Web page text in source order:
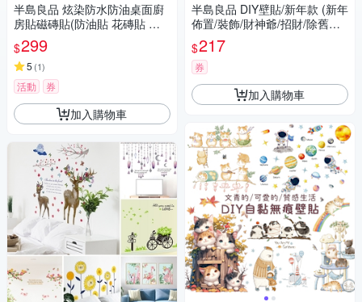
半島良品 炫染防水防油桌面廚
房貼磁磚貼(防油貼 花磚貼 翻
新貼 牆貼 防水 裝飾)
$299
5 (1)
活動 券
加入購物車
半島良品 DIY壁貼/新年款 (新年
佈置/裝飾/財神爺/招財/除舊佈
新/發財/過年)
$217
券
加入購物車